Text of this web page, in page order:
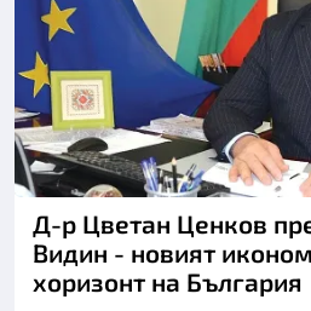
Д-р Цветан Ценков
Видин - новият
хоризонт на България